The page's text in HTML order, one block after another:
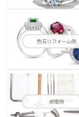
色石リフォーム例
修理例